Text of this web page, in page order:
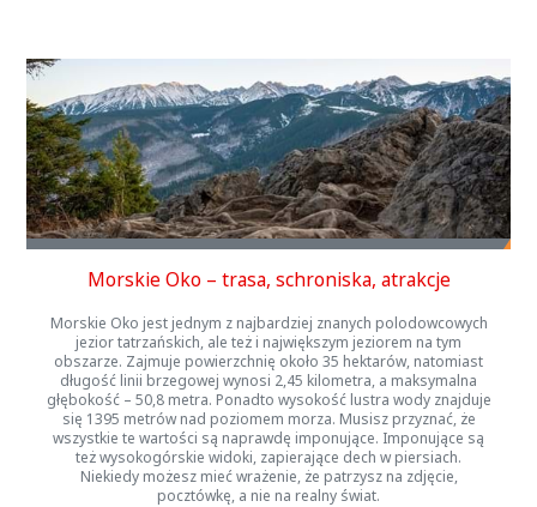
Morskie Oko – trasa, schroniska, atrakcje
Morskie Oko jest jednym z najbardziej znanych polodowcowych
jezior tatrzańskich, ale też i największym jeziorem na tym
obszarze. Zajmuje powierzchnię około 35 hektarów, natomiast
długość linii brzegowej wynosi 2,45 kilometra, a maksymalna
głębokość – 50,8 metra. Ponadto wysokość lustra wody znajduje
się 1395 metrów nad poziomem morza. Musisz przyznać, że
wszystkie te wartości są naprawdę imponujące. Imponujące są
też wysokogórskie widoki, zapierające dech w piersiach.
Niekiedy możesz mieć wrażenie, że patrzysz na zdjęcie,
pocztówkę, a nie na realny świat.